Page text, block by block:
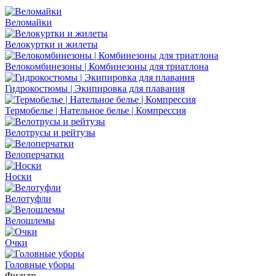
Веломайки
Велокуртки и жилеты
Велокомбинезоны | Комбинезоны для триатлона
Гидрокостюмы | Экипировка для плавания
Термобелье | Нательное белье | Компрессия
Велотрусы и рейтузы
Велоперчатки
Носки
Велотуфли
Велошлемы
Очки
Головные уборы